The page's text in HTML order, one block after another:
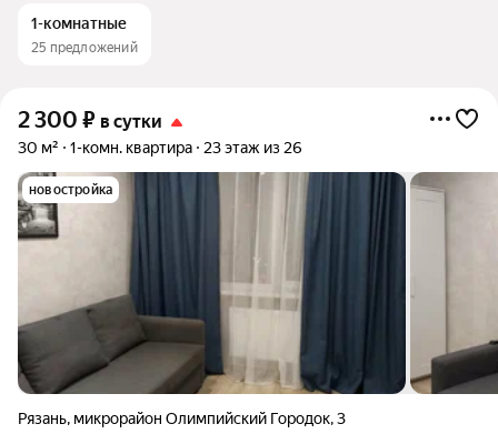
1-комнатные
25 предложений
2 300 ₽ в сутки
30 м² 1-комн. квартира 23 этаж из 26
новостройка
Рязань, микрорайон Олимпийский Городок,3